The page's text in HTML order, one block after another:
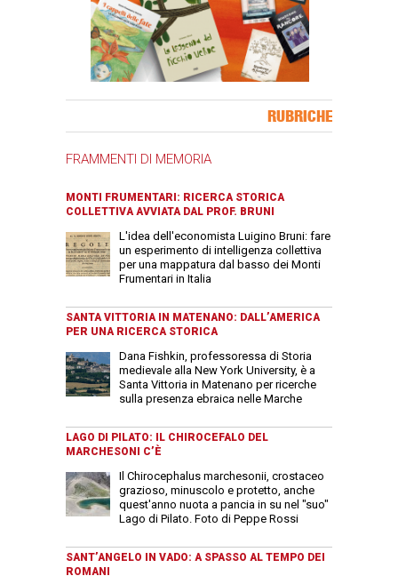
RUBRICHE
FRAMMENTI DI MEMORIA
MONTI FRUMENTARI: RICERCA STORICA
COLLETTIVA AVVIATA DAL PROF. BRUNI
L'idea dell'economista Luigino Bruni: fare
un esperimento di intelligenza collettiva
per una mappatura dal basso dei Monti
Frumentari in Italia
SANTA VITTORIA IN MATENANO: DALL’AMERICA
PER UNA RICERCA STORICA
Dana Fishkin, professoressa di Storia
medievale alla New York University, è a
Santa Vittoria in Matenano per ricerche
sulla presenza ebraica nelle Marche
LAGO DI PILATO: IL CHIROCEFALO DEL
MARCHESONI C’È
Il Chirocephalus marchesonii, crostaceo
grazioso, minuscolo e protetto, anche
quest'anno nuota a pancia in su nel "suo"
Lago di Pilato. Foto di Peppe Rossi
SANT’ANGELO IN VADO: A SPASSO AL TEMPO DEI
ROMANI